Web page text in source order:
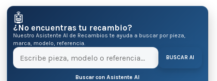
🤖
¿No encuentras tu recambio?
Nuestro Asistente AI de Recambios te ayuda a buscar por pieza,
marca, modelo, referencia.
BUSCAR AI
Buscar con Asistente AI